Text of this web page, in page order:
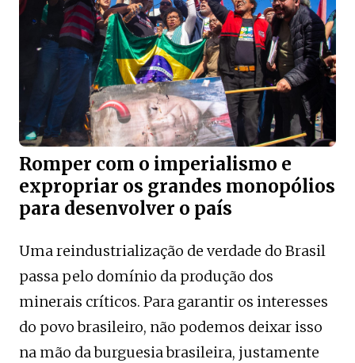
Romper com o imperialismo e
expropriar os grandes monopólios
para desenvolver o país
Uma reindustrialização de verdade do Brasil
passa pelo domínio da produção dos
minerais críticos. Para garantir os interesses
do povo brasileiro, não podemos deixar isso
na mão da burguesia brasileira, justamente